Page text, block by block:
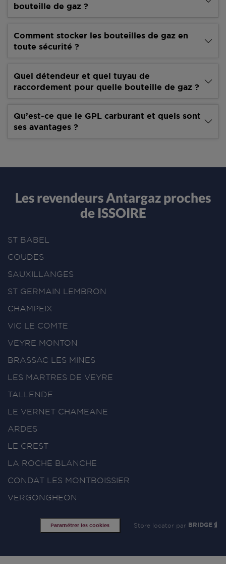
bouteille de gaz ?
Comment stocker les bouteilles de gaz en
toute sécurité ?
Quel détendeur et quel tuyau de
raccordement pour quelle bouteille de gaz ?
Qu’est-ce que le GPL carburant et quels sont
ses avantages ?
Les revendeurs Antargaz proches
de ISSOIRE
ST BABEL
COUDES
SAUXILLANGES
ST GERMAIN LEMBRON
CHAMPEIX
VIC LE COMTE
VEYRE MONTON
BRASSAC LES MINES
LES MARTRES DE VEYRE
TALLENDE
LE VERNET CHAMEANE
ARDES
LE CREST
LA ROCHE BLANCHE
CONDAT LES MONTBOISSIER
VERGONGHEON
Paramétrer les cookies Store locator par BRIDGE